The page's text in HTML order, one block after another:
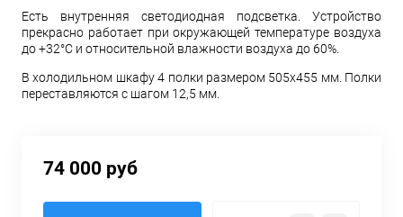
Есть внутренняя светодиодная подсветка. Устройство
прекрасно работает при окружающей температуре воздуха
до +32°С и относительной влажности воздуха до 60%.
В холодильном шкафу 4 полки размером 505х455 мм. Полки
переставляются с шагом 12,5 мм.
74 000 руб